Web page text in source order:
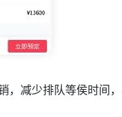
，减少排队等侯时间